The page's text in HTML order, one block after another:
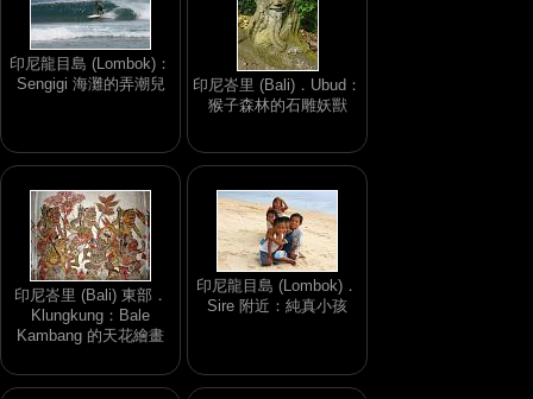
印尼龍目島 (Lombok)：
Sengigi 海灘的弄潮兒
印尼峇里 (Bali)．Ubud：
猴子森林的石雕妖獸
印尼峇里 (Bali) 東部．
Klungkung：Bale
Kambang 的天花繪畫
印尼龍目島 (Lombok)．
Sire 附近：純真小孩